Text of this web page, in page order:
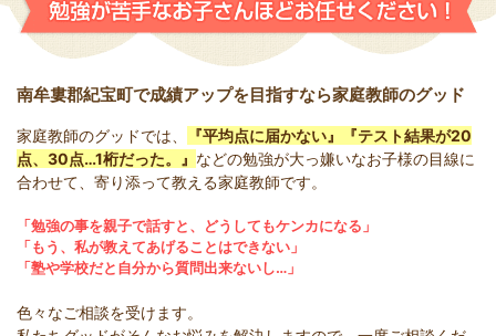
南牟婁郡紀宝町で成績アップを目指すなら家庭教師のグッド
家庭教師のグッドでは、
『平均点に届かない』『テスト結果が20
点、30点…1桁だった。』 などの勉強が大っ嫌いなお子様の目線に
合わせて、寄り添って教える家庭教師です。
「勉強の事を親子で話すと、どうしてもケンカになる」
「もう、私が教えてあげることはできない」
「塾や学校だと自分から質問出来ないし…」
色々なご相談を受けます。